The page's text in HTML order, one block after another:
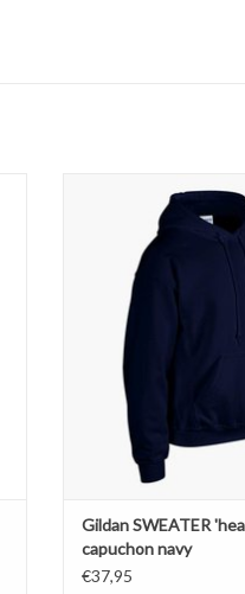
van het merk Gildan.
S t/m 5XL in zes
Gemaakt van 50%
270 gr/m2.
Voorgekrompen met
Dubbel doorgestikt
TOEVOEGEN AAN
Gildan SWEATER
capuchon navy
€37,95